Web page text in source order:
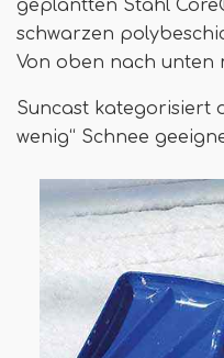
geplantten Stahl
schwarzen
Von oben nach unten
Suncast kategorisiert
wenig“ Schnee